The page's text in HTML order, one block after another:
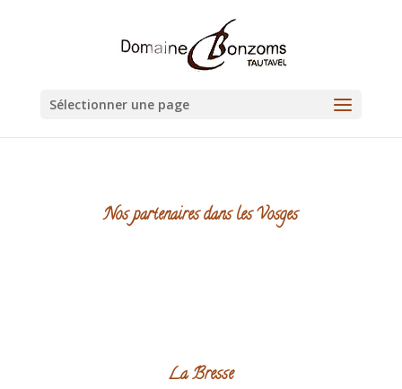
Sélectionner une page
Nos partenaires dans les Vosges
La Bresse